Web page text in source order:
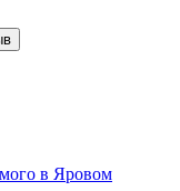
в Яровом